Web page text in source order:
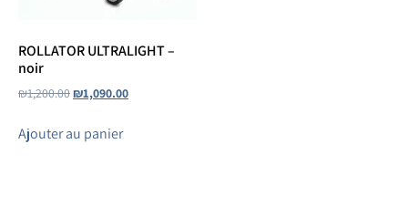
ROLLATOR ULTRALIGHT –
noir
₪1,200.00₪1,090.00
Ajouter au panier